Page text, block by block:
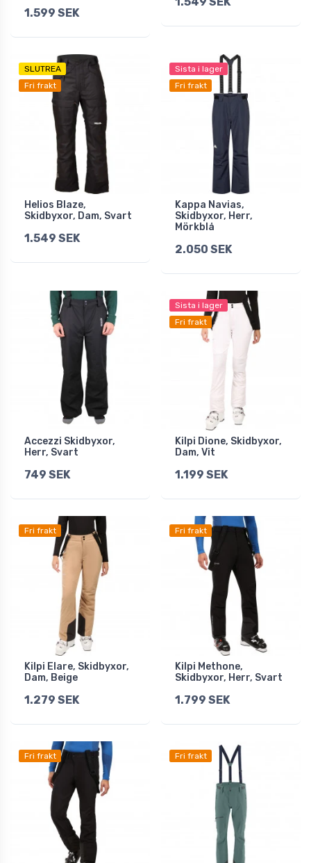
1.599 SEK
SLUTREA
Fri frakt
Helios Blaze,
Skidbyxor, Dam, Svart
1.549 SEK
Sista i lager
Fri frakt
Kappa Navias,
Skidbyxor, Herr,
Mörkblå
2.050 SEK
Accezzi Skidbyxor,
Herr, Svart
749 SEK
Sista i lager
Fri frakt
Kilpi Dione, Skidbyxor,
Dam, Vit
1.199 SEK
Fri frakt
Kilpi Elare, Skidbyxor,
Dam, Beige
1.279 SEK
Fri frakt
Kilpi Methone,
Skidbyxor, Herr, Svart
1.799 SEK
Fri frakt Fri frakt